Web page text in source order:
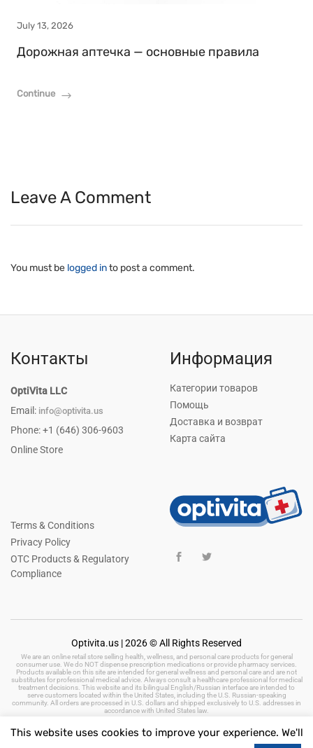
July 13, 2026
Дорожная аптечка — основные правила
Continue
Leave A Comment
You must be logged into post a comment.
Контакты
OptiVita LLC
Email: info@optivita.us
Phone: +1 (646) 306-9603
Online Store
Информация
Категории товаров
Помощь
Доставка и возврат
Карта сайта
Terms & Conditions
Privacy Policy
OTC Products & Regulatory
Compliance
Optivita.us | 2026 © All Rights Reserved
We are an online retail store selling health, wellness, and personal care products for general
consumer use. We do NOT dispense prescription medications or provide pharmacy services.
Products available on this site are intended for general wellness and personal care and are not
substitutes for professional medical advice. Always consult a healthcare professional for medical
treatment decisions. This website and its bilingual English/Russian interface are intended to
serve customers located within the United States, including the U.S. Russian-speaking
community. All orders are processed in U.S. dollars and shipped exclusively to U.S. addresses in
accordance with United States law.
This website uses cookies to improve your experience. We'll